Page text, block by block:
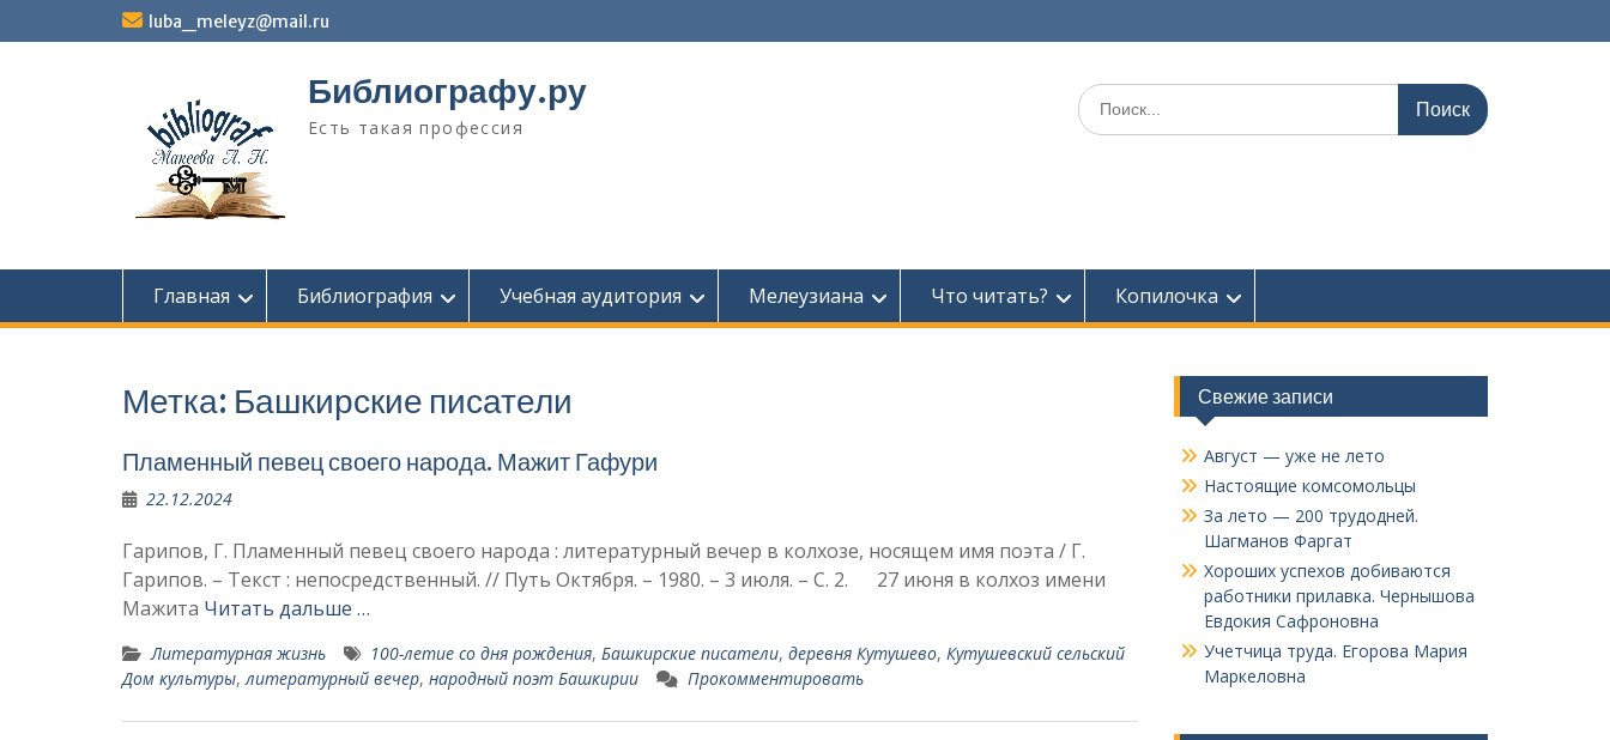
к
luba_meleyz@mail.ru
Библиографу.ру
Есть такая профессия
Поиск
по:
Главная Библиография Учебная аудитория Мелеузиана Что читать? Копилочка
Метка: Башкирские писатели
Пламенный певец своего народа. Мажит Гафури
22.12.2024
Гарипов, Г. Пламенный певец своего народа : литературный вечер в колхозе, носящем имя поэта / Г.
Гарипов. – Текст : непосредственный. // Путь Октября. – 1980. – 3 июля. – С. 2. 27 июня в колхоз имени
Мажита Читать дальше …
Литературная жизнь 100-летие со дня рождения, Башкирские писатели, деревня Кутушево, Кутушевский сель­ский
Дом культуры,литературный вечер, на­родный поэт Башкирии Прокомментировать
Свежие записи
Август — уже не лето
Настоящие комсомольцы
За лето — 200 трудодней.
Шагманов Фаргат
Хороших успехов добиваются
работники прилавка. Чер­нышова
Евдокия Сафроновна
Учетчица труда. Его­рова Мария
Маркеловна